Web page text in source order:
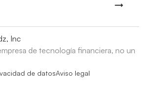
Inc
de tecnología financiera, no un
de datosAviso legal